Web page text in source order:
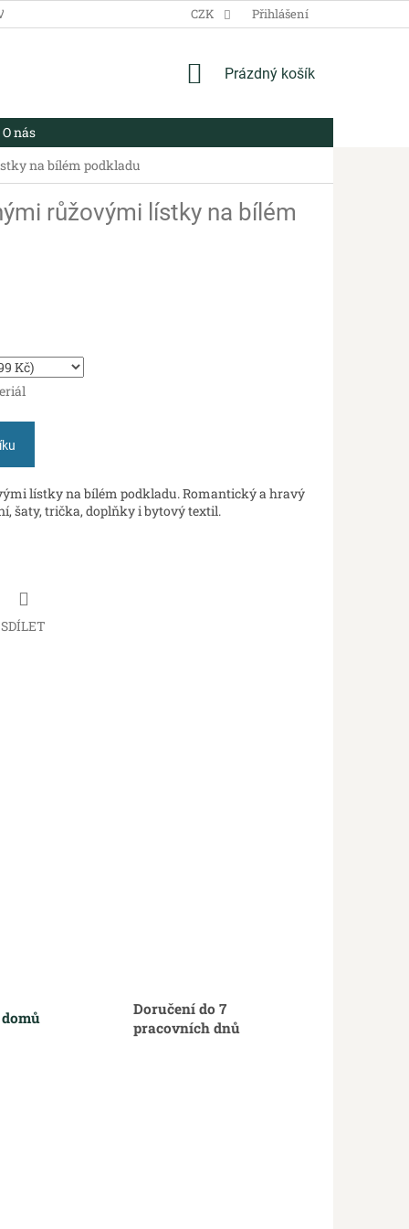
OBCHODNÍ PODMÍNKY ZÁSADY ZPRACOVÁNÍ
CZK Přihlášení
NÁKUPNÍ
Prázdný košík
O nás
na bílém podkladu
růžovými lístky na bílém
lístky na bílém podkladu. Romantický a hravý
šaty, trička, doplňky i bytový textil.
SDÍLET
Doručení do 7
pracovních dnů